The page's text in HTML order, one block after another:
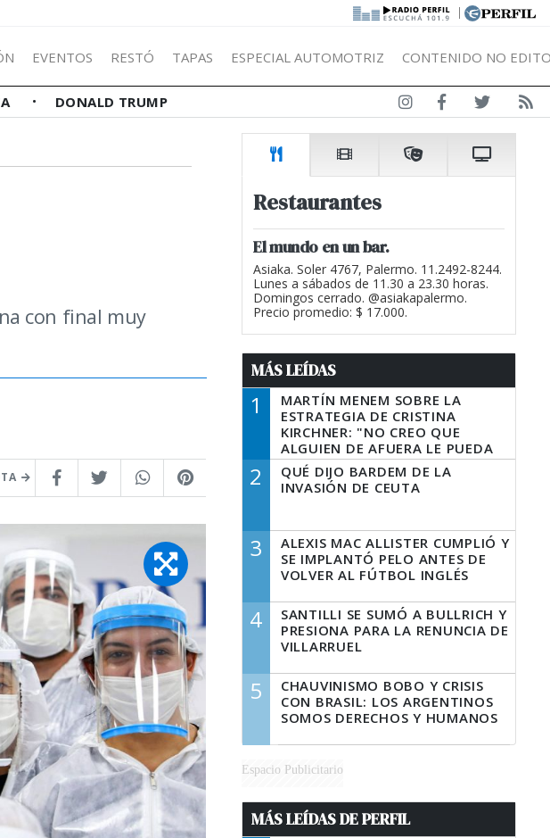
|
EVENTOS RESTÓ TAPAS ESPECIAL AUTOMOTRIZ CONTENIDO NO
DONALD TRUMP
con final muy
Restaurantes
El mundo en un bar.
Asiaka. Soler 4767, Palermo. 11.2492-8244.
Lunes a sábados de 11.30 a 23.30 horas.
Domingos cerrado. @asiakapalermo.
Precio promedio: $ 17.000.
MÁS LEÍDAS
1
MARTÍN MENEM SOBRE LA
ESTRATEGIA DE CRISTINA
KIRCHNER: "NO CREO QUE
ALGUIEN DE AFUERA LE PUEDA
DECIR A LA JUSTICIA LO QUE
TIENE QUE HACER"
2
QUÉ DIJO BARDEM DE LA
INVASIÓN DE CEUTA
3
ALEXIS MAC ALLISTER CUMPLIÓ Y
SE IMPLANTÓ PELO ANTES DE
VOLVER AL FÚTBOL INGLÉS
4
SANTILLI SE SUMÓ A BULLRICH Y
PRESIONA PARA LA RENUNCIA DE
VILLARRUEL
5
CHAUVINISMO BOBO Y CRISIS
CON BRASIL: LOS ARGENTINOS
SOMOS DERECHOS Y HUMANOS
Espacio Publicitario
MÁS LEÍDAS DE PERFIL